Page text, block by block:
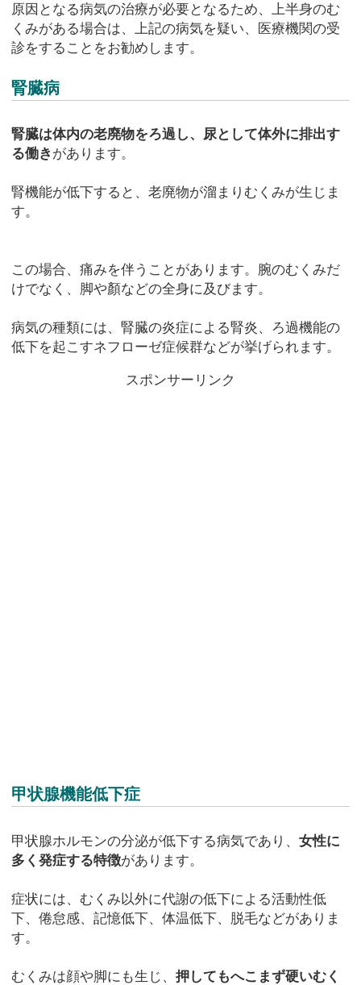
原因となる病気の治療が必要となるため、上半身のむ
くみがある場合は、上記の病気を疑い、医療機関の受
診をすることをお勧めします。
腎臓病
腎臓は体内の老廃物をろ過し、尿として体外に排出す
る働き があります。
腎機能が低下すると、老廃物が溜まりむくみが生じま
す。
この場合、痛みを伴うことがあります。腕のむくみだ
けでなく、脚や顏などの全身に及びます。
病気の種類には、腎臓の炎症による腎炎、ろ過機能の
低下を起こすネフローゼ症候群などが挙げられます。
スポンサーリンク
甲状腺機能低下症
甲状腺ホルモンの分泌が低下する病気であり、女性に
多く発症する特徴があります。
症状には、むくみ以外に代謝の低下による活動性低
下、倦怠感、記憶低下、体温低下、脱毛などがありま
す。
むくみは顔や脚にも生じ、押してもへこまず硬いむく